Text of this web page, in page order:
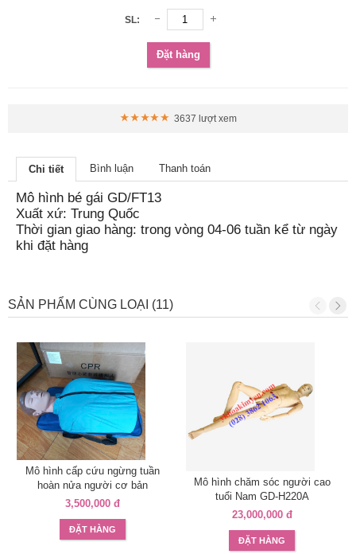
SL:
Đặt hàng
3637 lượt xem
Chi tiết Bình luận Thanh toán
Mô hình bé gái GD/FT13
Xuất xứ: Trung Quốc
Thời gian giao hàng: trong vòng 04-06 tuần kể từ ngày
khi đặt hàng
SẢN PHẨM CÙNG LOẠI (11)
Mô hình cấp cứu ngừng tuần
hoàn nửa người cơ bản
3,500,000 đ
ĐẶT HÀNG
Mô hình chăm sóc người cao
tuổi Nam GD-H220A
23,000,000 đ
ĐẶT HÀNG